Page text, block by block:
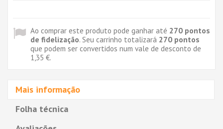
Ao comprar este produto pode ganhar até 270 pontos
de fidelização. Seu carrinho totalizará 270 pontos
que podem ser convertidos num vale de desconto de
1,35 €.
Mais informação
Folha técnica